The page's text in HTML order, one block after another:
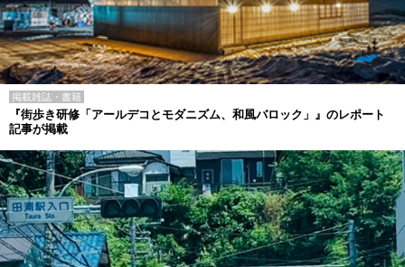
掲載雑誌・書籍
『街歩き研修「アールデコとモダニズム、和風バロック」』のレポート
記事が掲載